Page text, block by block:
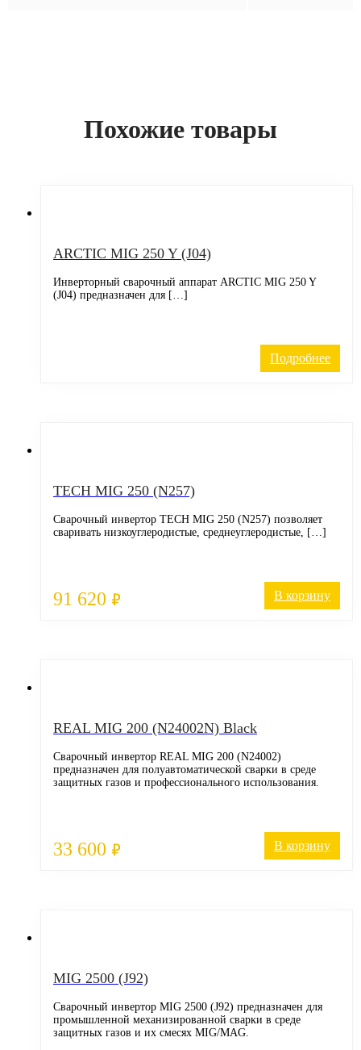
Похожие товары
ARCTIC MIG 250 Y (J04)
Инверторный сварочный аппарат ARCTIC MIG 250 Y
(J04) предназначен для […]
Подробнее
TECH MIG 250 (N257)
91 620 ₽
Сварочный инвертор TECH MIG 250 (N257) позволяет
сваривать низкоуглеродистые, среднеуглеродистые, […]
В корзину
REAL MIG 200 (N24002N) Black
33 600 ₽
Сварочный инвертор REAL MIG 200 (N24002)
предназначен для полуавтоматической сварки в среде
защитных газов и профессионального использования.
В корзину
MIG 2500 (J92)
Сварочный инвертор MIG 2500 (J92) предназначен для
промышленной механизированной сварки в среде
защитных газов и их смесях MIG/MAG.